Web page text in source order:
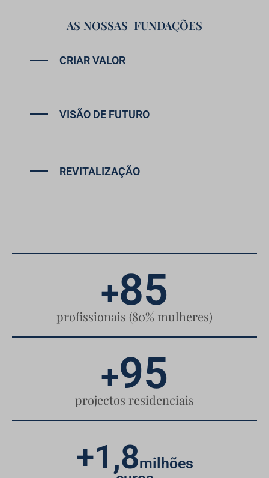
AS NOSSAS FUNDAÇÕES
CRIAR VALOR
VISÃO DE FUTURO
REVITALIZAÇÃO
+85
profissionais (80% mulheres)
+95
projectos residenciais
+1,8milhões